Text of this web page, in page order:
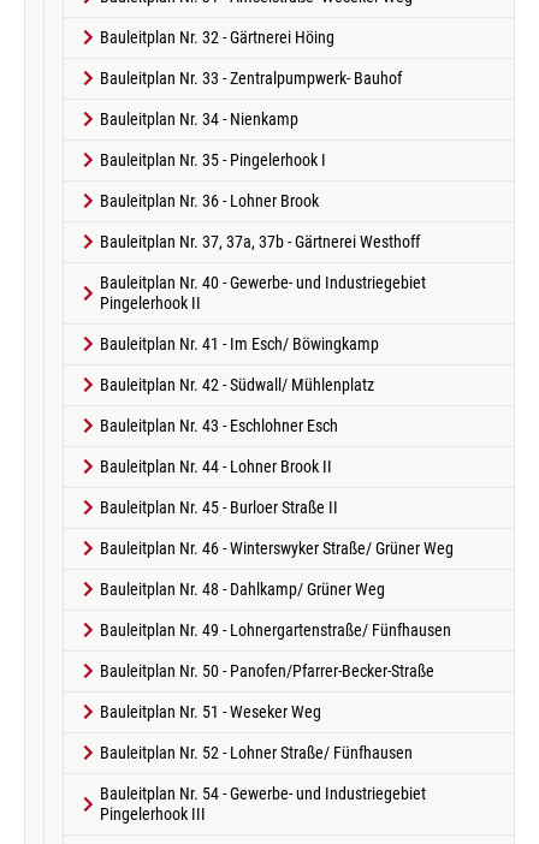
Bauleitplan Nr. 32 - Gärtnerei Höing
Bauleitplan Nr. 33 - Zentralpumpwerk- Bauhof
Bauleitplan Nr. 34 - Nienkamp
Bauleitplan Nr. 35 - Pingelerhook I
Bauleitplan Nr. 36 - Lohner Brook
Bauleitplan Nr. 37, 37a, 37b - Gärtnerei Westhoff
Bauleitplan Nr. 40 - Gewerbe- und Industriegebiet
Pingelerhook II
Bauleitplan Nr. 41 - Im Esch/ Böwingkamp
Bauleitplan Nr. 42 - Südwall/ Mühlenplatz
Bauleitplan Nr. 43 - Eschlohner Esch
Bauleitplan Nr. 44 - Lohner Brook II
Bauleitplan Nr. 45 - Burloer Straße II
Bauleitplan Nr. 46 - Winterswyker Straße/ Grüner Weg
Bauleitplan Nr. 48 - Dahlkamp/ Grüner Weg
Bauleitplan Nr. 49 - Lohnergartenstraße/ Fünfhausen
Bauleitplan Nr. 50 - Panofen/Pfarrer-Becker-Straße
Bauleitplan Nr. 51 - Weseker Weg
Bauleitplan Nr. 52 - Lohner Straße/ Fünfhausen
Bauleitplan Nr. 54 - Gewerbe- und Industriegebiet
Pingelerhook III